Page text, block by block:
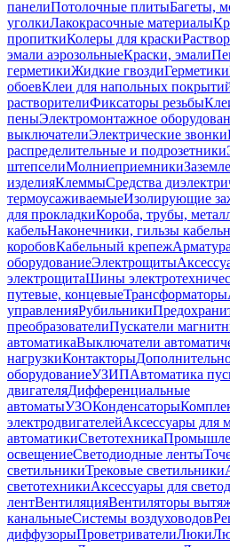
панелиПотолочные плитыБагеты,
уголкиЛакокрасочные материалы
пропиткиКолеры для краски
эмали аэрозольныеКраски, эмали
герметикиЖидкие гвоздиГерметики
обоевКлеи для напольных
растворителиФиксаторы резьбы
пеныЭлектромонтажное
выключателиЭлектрические звонки
распределительные и подрозетники
штепселиМолниеприемники
изделияКлеммыСредства
термоусаживаемыеИзолирующие
для прокладкиКороба, трубы,
кабельНаконечники, гильзы
коробовКабельный крепеж
оборудованиеЭлектрощиты
электрощитаШины
путевые, концевыеТрансформаторы
управленияРубильники
преобразователиПускатели
автоматикаВыключатели
нагрузкиКонтакторы
оборудованиеУЗИПАвтоматика
двигателяДифференциальные
автоматыУЗОКонденсаторы
электродвигателейАксессуары для
автоматикиСветотехника
освещениеСветодиодные ленты
светильникиТрековые светильники
светотехникиАксессуары для
лентВентиляцияВентиляторы
канальныеСистемы воздуховодов
диффузорыПроветривателиЛюки